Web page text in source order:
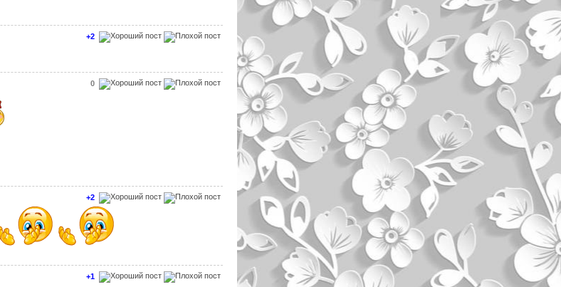
+2
0
+2
+1